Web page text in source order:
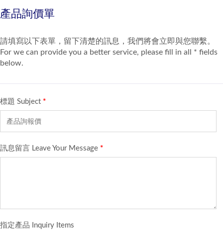
產品詢價單
請填寫以下表單，留下清楚的訊息，我們將會立即與您聯繫。
For we can provide you a better service, please fill in all * fields
below.
標題 Subject *
訊息留言 Leave Your Message *
指定產品 Inquiry Items